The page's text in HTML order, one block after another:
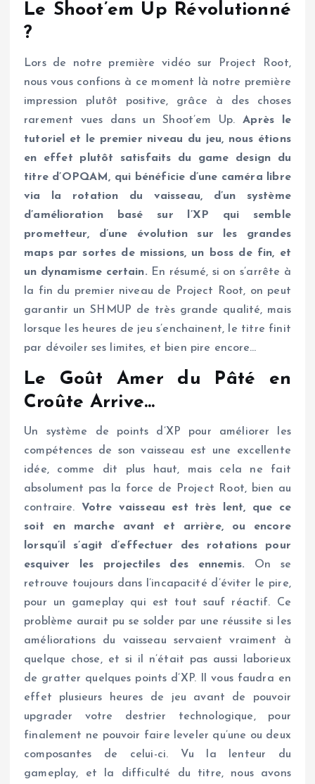
Le Shoot’em Up Révolutionné
?
Lors de notre première vidéo sur Project Root,
nous vous confions à ce moment là notre première
impression plutôt positive, grâce à des choses
rarement vues dans un Shoot’em Up.Après le
tutoriel et le premier niveau du jeu, nous étions
en effet plutôt satisfaits du game design du
titre d’OPQAM, qui bénéficie d’une caméra libre
via la rotation du vaisseau, d’un système
d’amélioration basé sur l’XP qui semble
prometteur, d’une évolution sur les grandes
maps par sortes de missions, un boss de fin, et
un dynamisme certain. En résumé, si on s’arrête à
la fin du premier niveau de Project Root, on peut
garantir un SHMUP de très grande qualité, mais
lorsque les heures de jeu s’enchainent, le titre finit
par dévoiler ses limites, et bien pire encore…
Le Goût Amer du Pâté en
Croûte Arrive…
Un système de points d’XP pour améliorer les
compétences de son vaisseau est une excellente
idée, comme dit plus haut, mais cela ne fait
absolument pas la force de Project Root, bien au
contraire. Votre vaisseau est très lent, que ce
soit en marche avant et arrière, ou encore
lorsqu’il s’agit d’effectuer des rotations pour
esquiver les projectiles des ennemis. On se
retrouve toujours dans l’incapacité d’éviter le pire,
pour un gameplay qui est tout sauf réactif. Ce
problème aurait pu se solder par une réussite si les
améliorations du vaisseau servaient vraiment à
quelque chose, et si il n’était pas aussi laborieux
de gratter quelques points d’XP. Il vous faudra en
effet plusieurs heures de jeu avant de pouvoir
upgrader votre destrier technologique, pour
finalement ne pouvoir faire leveler qu’une ou deux
composantes de celui-ci. Vu la lenteur du
gameplay, et la difficulté du titre, nous avons